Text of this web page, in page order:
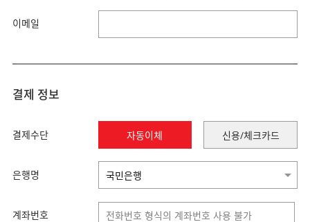
이메일
결제 정보
결제수단 자동이체 신용/체크카드
은행명
계좌번호